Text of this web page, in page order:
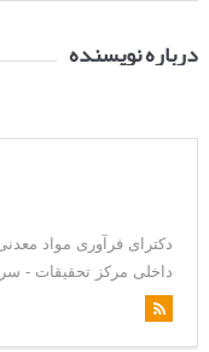
درباره نویسنده
داخلی مرکز تحقیقات -